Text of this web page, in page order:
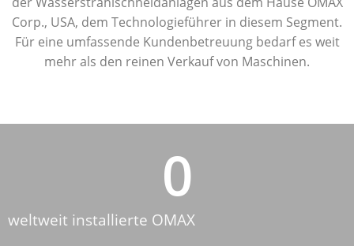
Corp., USA, dem Technologieführer in diesem Segment.
Für eine umfassende Kundenbetreuung bedarf es weit
mehr als den reinen Verkauf von Maschinen.
weltweit installierte OMAX
0